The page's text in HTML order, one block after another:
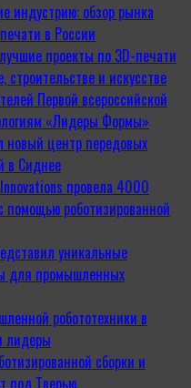
индустрию: обзор рынка
в России
проекты по 3D-печати
и искусстве
Первой всероссийской
«Лидеры Формы»
новый центр передовых
в Сиднее
провела 4000
помощью роботизированной
уникальные
для промышленных
робототехники в
лидеры
сборки и
под Тверью